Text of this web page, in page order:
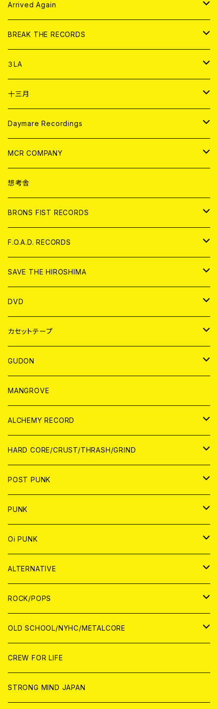
アパレル
書籍
DIGITAL CONTENTS
CD
アナログ
Arrived Again
CD
アナログ
BREAK THE RECORDS
CD
ANALOG
アパレル
３LA
CD
ANALOG
十三月
CD
ANALOG
Daymare Recordings
CD
ANALOG
MCR COMPANY
CD
アパレル
ANALOG
想考舎
BRONS FIST RECORDS
CD
ANALOG
F.O.A.D. RECORDS
CD
ANALOG
SAVE THE HIROSHIMA
アパレル
BADGE
DVD
JAPAN
WORLD
カセットテープ
JAPAN
WORLD
GUDON
アパレル
PATCH
アナログ
DIGITAL CONTENTS
MANGROVE
ALCHEMY RECORD
CD
ANALOG
HARD CORE/CRUST/THRASH/GRIND
JAPAN
CD
ANALOG
WORLD
CD
ANALOG
POST PUNK
CD
JAPAN
WORLD
ANALOG
JAPAN
WORLD
PUNK
JAPAN
CD
ANALOG
WORLD
CD
ANALOG
Oi PUNK
JAPAN
CD
ANALOG
WOLRD
CD
ANALOG
ALTERNATIVE
JAPAN
CD
ANALOG
WORLD
CD
ANALOG
ROCK/POPS
JAPAN
CD
ANALOG
WORLD
CD
OLD SCHOOL/NYHC/METALCORE
JAPAN
CD
WORLD
CREW FOR LIFE
STRONG MIND JAPAN